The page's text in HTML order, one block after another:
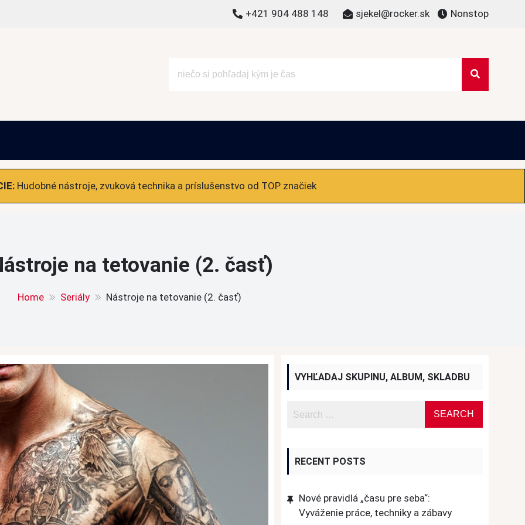
+421 904 488 148 sjekel@rocker.sk Nonstop
Hudobné nástroje, zvuková technika a príslušenstvo od TOP značiek
na tetovanie (2. časť)
Home Seriály Nástroje na tetovanie (2. časť)
VYHĽADAJ SKUPINU, ALBUM, SKLADBU
RECENT POSTS
Nové pravidlá „času pre seba“:
Vyváženie práce, techniky a zábavy